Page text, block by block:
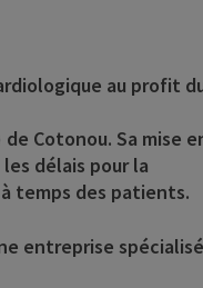
au profit
Cotonou. Sa mise
délais pour la
temps des patients.
entreprise